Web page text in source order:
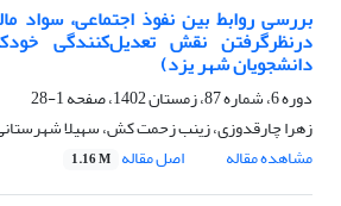
بررسی روابط بین نفوذ اجتماعی، سواد
درنظرگرفتن نقش تعدیل‌کنندگی
دانشجویان شهر یزد)
دوره 6، شماره 87، زمستان 1402، صفحه
1-28
زهرا چارقدوزی، زینب زحمت کش، سهیلا
مشاهده مقاله
اصل مقاله 1.16 M